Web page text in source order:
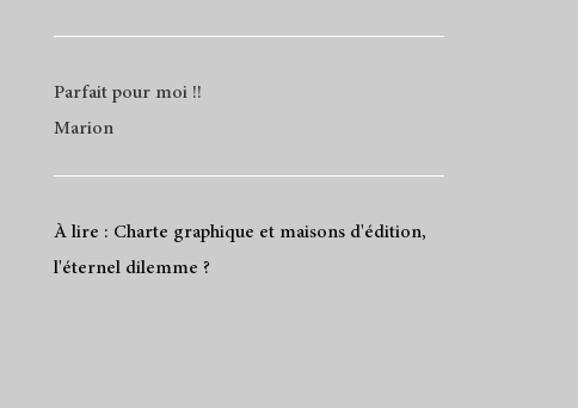
Parfait pour moi !!
Marion
À lire : Charte graphique et maisons d'édition,
l'éternel dilemme ?